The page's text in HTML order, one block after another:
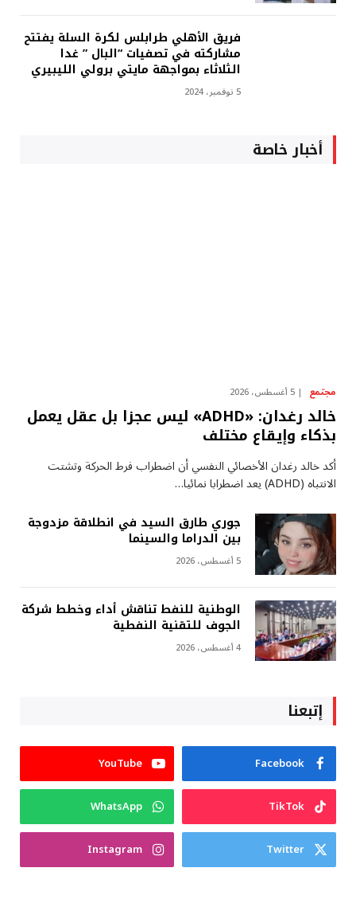
فريق الأهلي طرابلس لكرة السلة يفتتح
مشاركته في تصفيات “البال ” غدا
الثلاثاء بمواجهة مايتي برولي الليبيري
5 نوفمبر، 2024
أخبار خاصة
مجتمع 5 أغسطس، 2026
خالد رغدان: «ADHD» ليس عجزا بل عقل يعمل
بذكاء وإيقاع مختلف
أكد خالد رغدان الأخصائي النفسي أن اضطراب فرط الحركة وتشتت
الانتباه (ADHD) يعد اضطرابا نمائيا…
جوري طارق السيد في انطلاقة مزدوجة
بين الدراما والسينما
5 أغسطس، 2026
الوطنية للنفط تناقش أداء وخطط شركة
الجوف للتقنية النفطية
4 أغسطس، 2026
إتبعنا
Facebook
YouTube
TikTok
WhatsApp
Twitter
Instagram